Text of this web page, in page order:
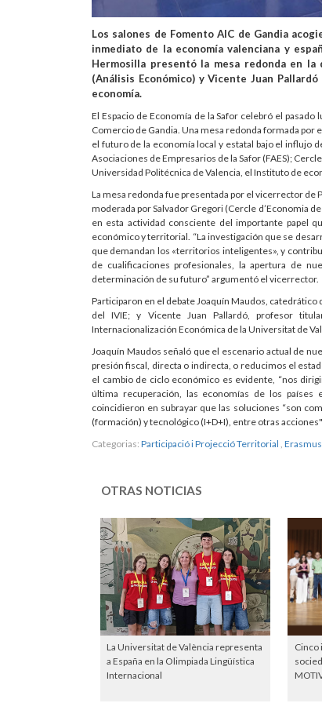
Los salones de Fomento AIC de Gandia
inmediato de la economía valenciana y
Hermosilla presentó la mesa redonda en
(Análisis Económico) y Vicente Juan
economía.
El Espacio de Economía de la Safor celebró el
Comercio de Gandia. Una mesa redonda formada
el futuro de la economía local y estatal bajo el influjo
Asociaciones de Empresarios de la Safor (FAES);
Universidad Politécnica de Valencia, el Instituto de
La mesa redonda fue presentada por el vicerrector de
moderada por Salvador Gregori (Cercle d’Economia
en esta actividad consciente del importante papel
económico y territorial. “La investigación que se
que demandan los «territorios inteligentes», y
de cualificaciones profesionales, la apertura de
determinación de su futuro” argumentó el vicerrector.
Participaron en el debate Joaquín Maudos,
del IVIE; y Vicente Juan Pallardó, profesor
Internacionalización Económica de la Universitat de
Joaquín Maudos señaló que el escenario actual de
presión fiscal, directa o indirecta, o reducimos el
el cambio de ciclo económico es evidente, “nos
última recuperación, las economías de los países
coincidieron en subrayar que las soluciones “son
(formación) y tecnológico (I+D+I), entre otras acciones".
Categorias: Participació i Projecció Territorial
OTRAS NOTICIAS
La Universitat de València representa
a España en la Olimpiada Lingüística
Internacional
Cinco